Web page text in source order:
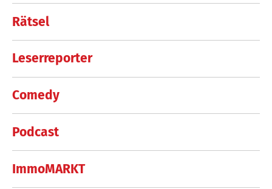
Rätsel
Leserreporter
Comedy
Podcast
ImmoMARKT